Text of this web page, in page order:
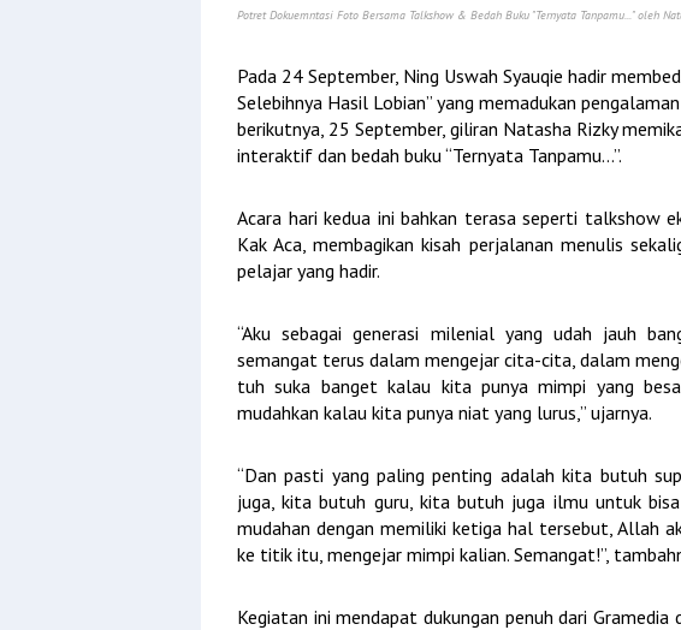
Potret Dokuemntasi Foto Bersama Talkshow & Bedah Buku "Ternyata Tanpamu..." oleh
Pada 24 September, Ning Uswah Syauqie hadir
Selebihnya Hasil Lobian” yang memadukan
berikutnya, 25 September, giliran Natasha Rizky
interaktif dan bedah buku “Ternyata Tanpamu…”.
Acara hari kedua ini bahkan terasa seperti talkshow
Kak Aca, membagikan kisah perjalanan menulis
pelajar yang hadir.
“Aku sebagai generasi milenial yang udah jauh
semangat terus dalam mengejar cita-cita, dalam
tuh suka banget kalau kita punya mimpi yang
mudahkan kalau kita punya niat yang lurus,” ujarnya.
“Dan pasti yang paling penting adalah kita butuh
juga, kita butuh guru, kita butuh juga ilmu untuk
mudahan dengan memiliki ketiga hal tersebut, Allah
ke titik itu, mengejar mimpi kalian. Semangat!”,
Kegiatan ini mendapat dukungan penuh dari